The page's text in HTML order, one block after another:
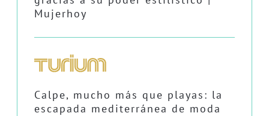
Mujerhoy
Calpe, mucho más que playas: la
escapada mediterránea de moda